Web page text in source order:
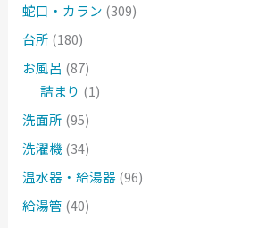
蛇口・カラン (309)
台所 (180)
お風呂 (87)
詰まり (1)
洗面所 (95)
洗濯機 (34)
温水器・給湯器(96)
給湯管 (40)